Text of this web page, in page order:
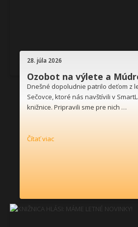
28. júla 2026
Ozobot na výlete a
Dnešné dopoludnie patrilo deťom z
Sečovce, ktoré nás navštívili v
knižnice. Pripravili sme pre nich …
Čítať viac